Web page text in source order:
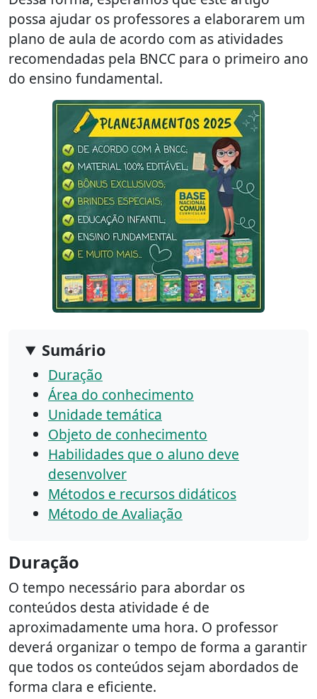
possa ajudar os professores a elaborarem um
plano de aula de acordo com as atividades
recomendadas pela BNCC para o primeiro ano
do ensino fundamental.
Sumário
Duração
Área do conhecimento
Unidade temática
Objeto de conhecimento
Habilidades que o aluno deve
desenvolver
Métodos e recursos didáticos
Método de Avaliação
Duração
O tempo necessário para abordar os
conteúdos desta atividade é de
aproximadamente uma hora. O professor
deverá organizar o tempo de forma a garantir
que todos os conteúdos sejam abordados de
forma clara e eficiente.